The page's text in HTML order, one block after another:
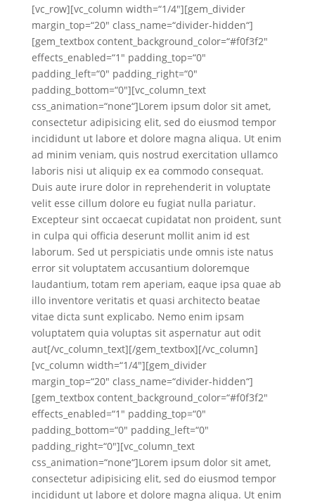
[vc_row][vc_column width=“1/4″][gem_divider
margin_top=“20″ class_name=“divider-hidden“]
[gem_textbox content_background_color=“#f0f3f2″
effects_enabled=“1″ padding_top=“0″
padding_left=“0″ padding_right=“0″
padding_bottom=“0″][vc_column_text
css_animation=“none“]Lorem ipsum dolor sit amet,
consectetur adipisicing elit, sed do eiusmod tempor
incididunt ut labore et dolore magna aliqua. Ut enim
ad minim veniam, quis nostrud exercitation ullamco
laboris nisi ut aliquip ex ea commodo consequat.
Duis aute irure dolor in reprehenderit in voluptate
velit esse cillum dolore eu fugiat nulla pariatur.
Excepteur sint occaecat cupidatat non proident, sunt
in culpa qui officia deserunt mollit anim id est
laborum. Sed ut perspiciatis unde omnis iste natus
error sit voluptatem accusantium doloremque
laudantium, totam rem aperiam, eaque ipsa quae ab
illo inventore veritatis et quasi architecto beatae
vitae dicta sunt explicabo. Nemo enim ipsam
voluptatem quia voluptas sit aspernatur aut odit
aut[/vc_column_text][/gem_textbox][/vc_column]
[vc_column width=“1/4″][gem_divider
margin_top=“20″ class_name=“divider-hidden“]
[gem_textbox content_background_color=“#f0f3f2″
effects_enabled=“1″ padding_top=“0″
padding_bottom=“0″ padding_left=“0″
padding_right=“0″][vc_column_text
css_animation=“none“]Lorem ipsum dolor sit amet,
consectetur adipisicing elit, sed do eiusmod tempor
incididunt ut labore et dolore magna aliqua. Ut enim